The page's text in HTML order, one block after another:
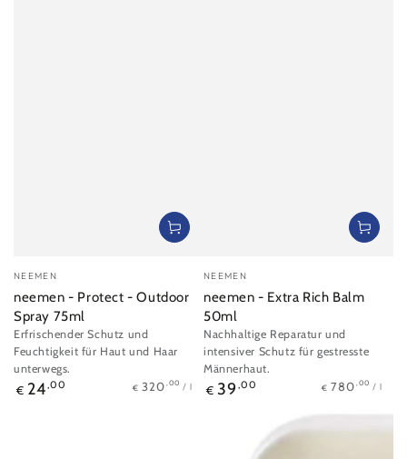
Verkäufer/in:
NEEMEN
neemen - Protect - Outdoor
Spray 75ml
Erfrischender Schutz und
Feuchtigkeit für Haut und Haar
unterwegs.
Regulärer
€ 24,00 Stückpreis
€ 320 ,00 / pro
l
Verkäufer/in:
NEEMEN
neemen - Extra Rich Balm
50ml
Nachhaltige Reparatur und
intensiver Schutz für gestresste
Männerhaut.
Regulärer
€ 39 ,00 Stückpreis
€ 780 ,00 / pro
l